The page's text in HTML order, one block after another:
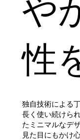
や
性
独自技術による
長く使い続けら
たミニマルなデ
見た目にもかけ